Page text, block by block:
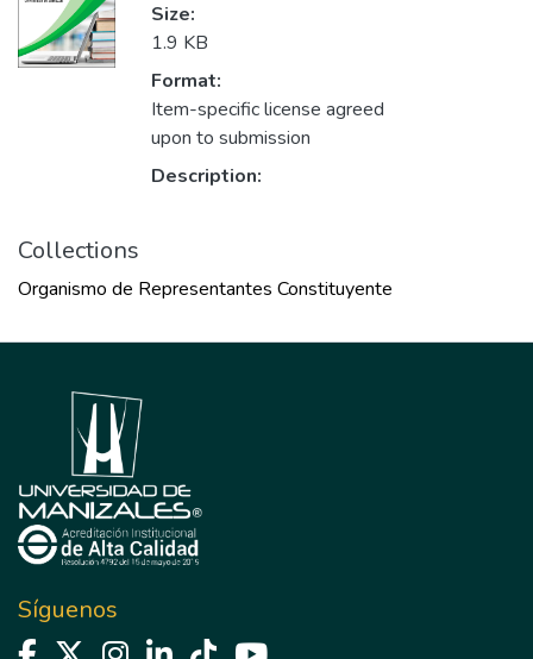
Size:
1.9 KB
Format:
Item-specific license agreed
upon to submission
Description:
Collections
Organismo de Representantes Constituyente
Síguenos